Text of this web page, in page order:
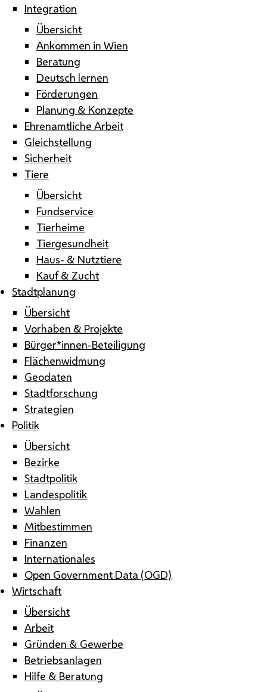
Integration
Übersicht
Ankommen in Wien
Beratung
Deutsch lernen
Förderungen
Planung & Konzepte
Ehrenamtliche Arbeit
Gleichstellung
Sicherheit
Tiere
Übersicht
Fundservice
Tierheime
Tiergesundheit
Haus- & Nutztiere
Kauf & Zucht
Stadtplanung
Übersicht
Vorhaben & Projekte
Bürger*innen-Beteiligung
Flächenwidmung
Geodaten
Stadtforschung
Strategien
Politik
Übersicht
Bezirke
Stadtpolitik
Landespolitik
Wahlen
Mitbestimmen
Finanzen
Internationales
Open Government Data (OGD)
Wirtschaft
Übersicht
Arbeit
Gründen & Gewerbe
Betriebsanlagen
Hilfe & Beratung